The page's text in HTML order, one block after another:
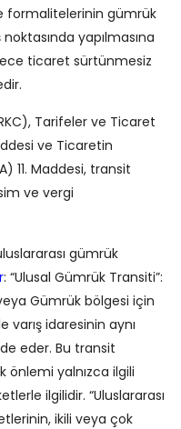
formalitelerinin gümrük
yapılmasına
ticaret sürtünmesiz
Tarifeler ve Ticaret
ve Ticaretin
11. Maddesi, transit
ve vergi
gümrük
: “Ulusal Gümrük Transiti”:
Gümrük bölgesi için
varış idaresinin aynı
eder. Bu transit
yalnızca ilgili
ilgilidir. “Uluslararası
ikili veya çok